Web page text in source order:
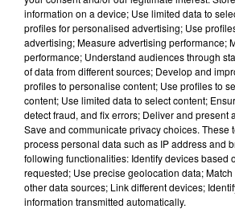
sa chaîne :
https://youtu.be/qXsmFuhsdTQ
information on a device; Use limited data to
profiles for personalised advertising; Use
advertising; Measure advertising performance;
performance; Understand audiences through
of data from different sources; Develop and
profiles to personalise content; Use profiles to
content; Use limited data to select content;
detect fraud, and fix errors; Deliver and present
Save and communicate privacy choices. These
process personal data such as IP address and
following functionalities: Identify devices based
requested; Use precise geolocation data;
other data sources; Link different devices;
information transmitted automatically.